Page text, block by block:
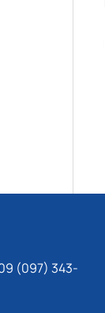
(097) 343-